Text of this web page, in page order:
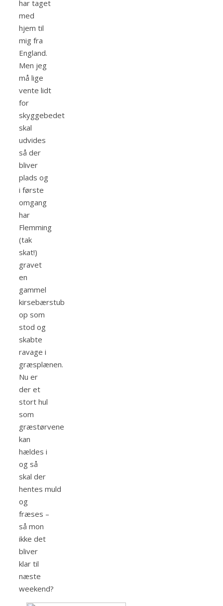
har taget
med
hjem til
mig fra
England.
Men jeg
må lige
vente lidt
for
skyggebedet
skal
udvides
så der
bliver
plads og
i første
omgang
har
Flemming
(tak
skat!)
gravet
en
gammel
kirsebærstub
op som
stod og
skabte
ravage i
græsplænen.
Nu er
der et
stort hul
som
græstørvene
kan
hældes i
og så
skal der
hentes muld
og
fræses –
så mon
ikke det
bliver
klar til
næste
weekend?